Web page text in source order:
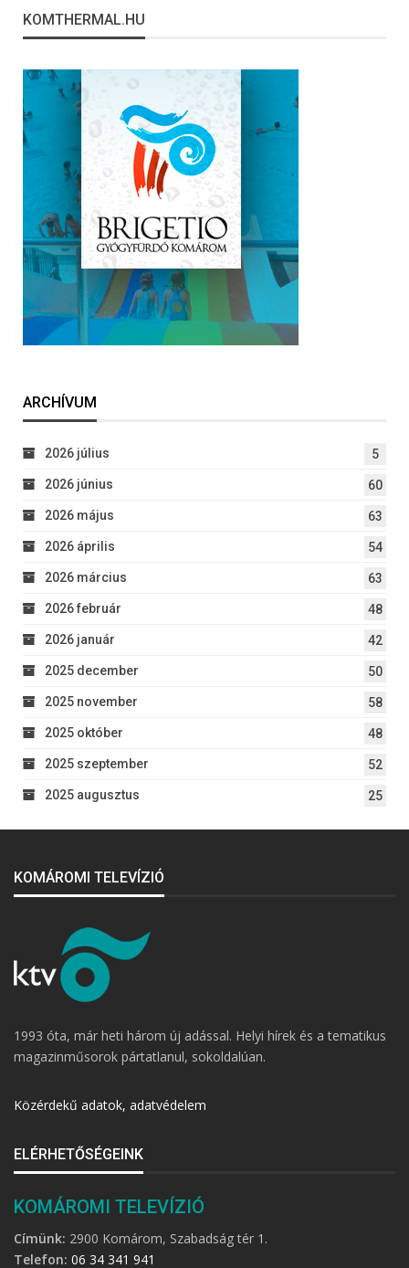
KOMTHERMAL.HU
ARCHÍVUM
2026 július 5
2026 június 60
2026 május 63
2026 április 54
2026 március 63
2026 február 48
2026 január 42
2025 december 50
2025 november 58
2025 október 48
2025 szeptember 52
2025 augusztus 25
KOMÁROMI TELEVÍZIÓ
1993 óta, már heti három új adással. Helyi hírek és a tematikus
magazinműsorok pártatlanul, sokoldalúan.
Közérdekű adatok, adatvédelem
ELÉRHETŐSÉGEINK
KOMÁROMI TELEVÍZIÓ
Címünk: 2900 Komárom, Szabadság tér 1.
Telefon: 06 34 341 941